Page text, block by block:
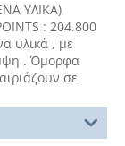
ΥΛΙΚΑ)
: 204.800
υλικά , με
. Όμορφα
σε